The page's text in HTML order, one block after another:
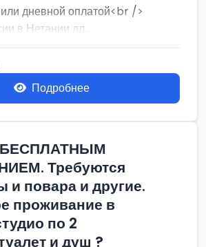
дневной оплатой<br />
в Нетании дл...
Подробнее
Требуются
и повара и другие.
проживание в
по 2
и душ ?